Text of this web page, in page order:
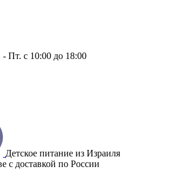
Пт. с 10:00 до 18:00
Детское питание из Израиля
с доставкой по России